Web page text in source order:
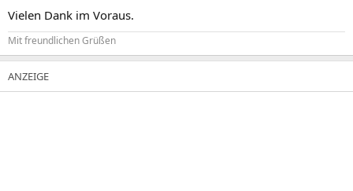
Vielen Dank im Voraus.
Mit freundlichen Grüßen